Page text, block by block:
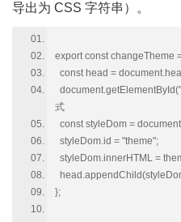
导出为 CSS 字符串）。
export const changeTheme
const head =
式
const styleDom =
styleDom.id = "theme";
styleDom.innerHTML =
};